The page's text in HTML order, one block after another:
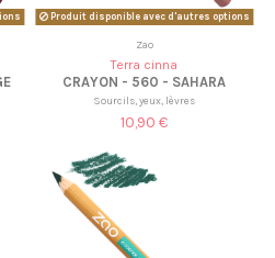
Produit disponible avec d'autres options
Zao
Terra cinna
CRAYON - 560 - SAHARA
Sourcils, yeux, lèvres
10,90 €